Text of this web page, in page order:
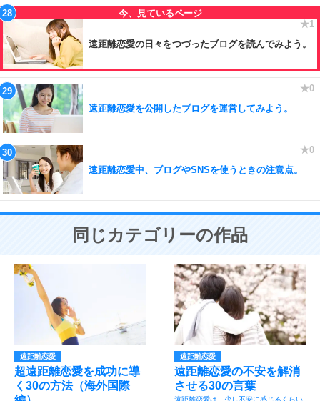
遠距離恋愛の日々をつづったブログを読んでみよう。
遠距離恋愛を公開したブログを運営してみよう。
遠距離恋愛中、ブログやSNSを使うときの注意点。
同じカテゴリーの作品
遠距離恋愛
超遠距離恋愛を成功に導
く30の方法（海外国際
遠距離恋愛
遠距離恋愛の不安を解消
させる30の言葉
遠距離恋愛は、少し不安に感じるくらい